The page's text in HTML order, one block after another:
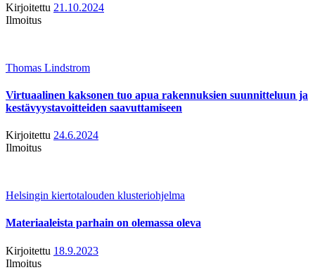
Kirjoitettu 21.10.2024
Ilmoitus
Thomas Lindstrom
Virtuaalinen kaksonen tuo apua rakennuksien suunnitteluun ja
kestävyystavoitteiden saavuttamiseen
Kirjoitettu 24.6.2024
Ilmoitus
Helsingin kiertotalouden klusteriohjelma
Materiaaleista parhain on olemassa oleva
Kirjoitettu 18.9.2023
Ilmoitus